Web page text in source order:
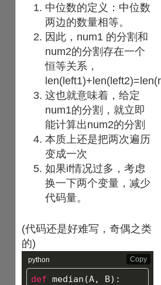
中位数的定义：中位数
两边的数量相等。
因此，num1 的分割和
num2的分割存在一个
恒等关系，
这也就意味着，给定
num1的分割，就立即
能计算出num2的分割
本质上还是把两次遍历
变成一次
如果if情况过多，考虑
换一下两个变量，减少
代码量。
(代码还是好难写，奇偶之类
的)
def median (A, B):
python Copy